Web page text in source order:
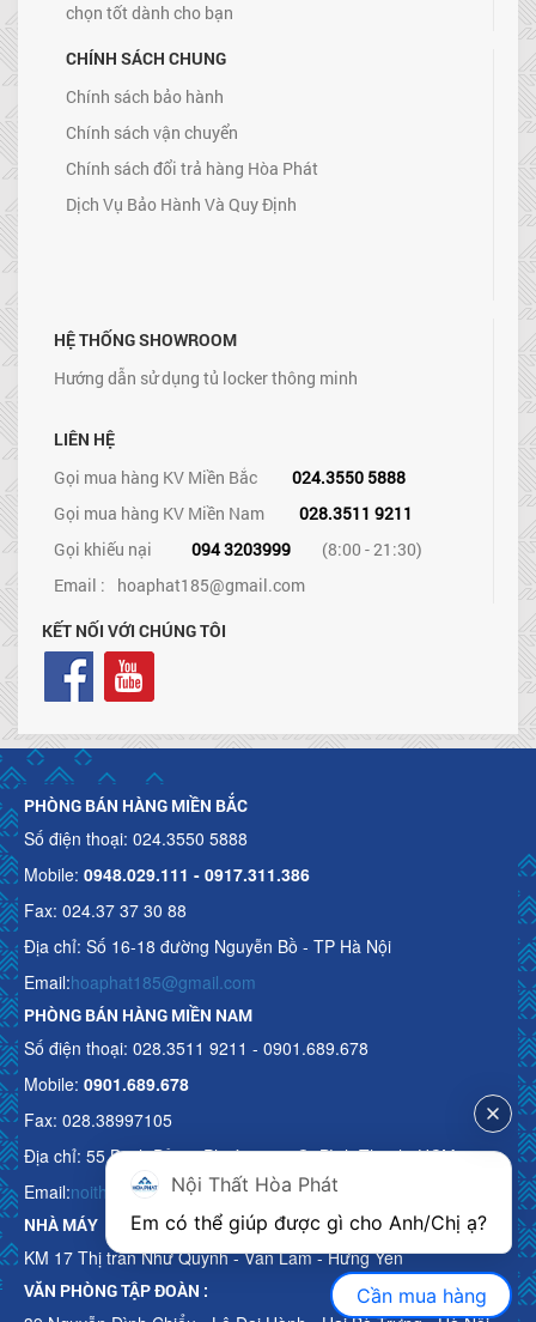
chọn tốt dành cho bạn
CHÍNH SÁCH CHUNG
Chính sách bảo hành
Chính sách vận chuyển
Chính sách đổi trả hàng Hòa Phát
Dịch Vụ Bảo Hành Và Quy Định
HỆ THỐNG SHOWROOM
Hướng dẫn sử dụng tủ locker thông minh
LIÊN HỆ
Gọi mua hàng KV Miền Bắc
024.3550 5888
Gọi mua hàng KV Miền Nam
028.3511 9211
Gọi khiếu nại
094 3203999
(8:00 - 21:30)
Email : hoaphat185@gmail.com
KẾT NỐI VỚI CHÚNG TÔI
PHÒNG BÁN HÀNG MIỀN BẮC
Số điện thoại: 024.3550 5888
Mobile: 0948.029.111 - 0917.311.386
Fax: 024.37 37 30 88
Địa chỉ: Số 16-18 đường Nguyễn Bồ - TP Hà Nội
Email:hoaphat185@gmail.com
PHÒNG BÁN HÀNG MIỀN NAM
Số điện thoại: 028.3511 9211 - 0901.689.678
Mobile: 0901.689.678
Fax: 028.38997105
Địa chỉ: 55 Bạch Đằng, Phường 15, Q. Bình Thạnh, HCM
Email:noithathoaphattot@gmail.com
NHÀ MÁY
KM 17 Thị trấn Như Quỳnh - Văn Lâm - Hưng Yên
VĂN PHÒNG TẬP ĐOÀN :
Nội Thất Hòa Phát
Cần mua hàng